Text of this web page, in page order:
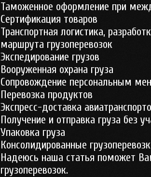
Таможенное оформление при
Сертификация товаров
Транспортная логистика,
маршрута грузоперевозок
Экспедирование грузов
Вооруженная охрана груза
Сопровождение персональным
Перевозка продуктов
Экспресс-доставка
Получение и отправка груза без
Упаковка груза
Консолидированные
Надеюсь наша статья поможет
грузоперевозок.